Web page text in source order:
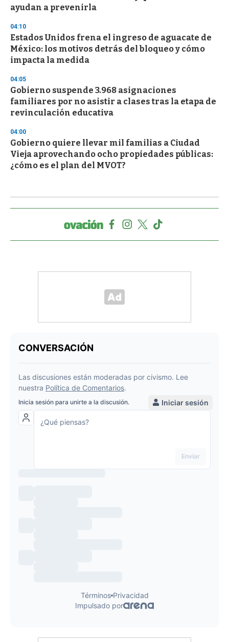
ayudan a prevenirla
04:10
Estados Unidos frena el ingreso de aguacate de
México: los motivos detrás del bloqueo y cómo
impacta la medida
04:05
Gobierno suspende 3.968 asignaciones
familiares por no asistir a clases tras la etapa de
revinculación educativa
04:00
Gobierno quiere llevar mil familias a Ciudad
Vieja aprovechando ocho propiedades públicas:
¿cómo es el plan del MVOT?